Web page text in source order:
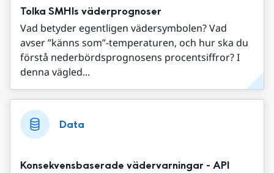
Tolka SMHIs väderprognoser
Vad betyder egentligen vädersymbolen? Vad
avser ”känns som”-temperaturen, och hur ska du
förstå nederbördsprognosens procentsiffror? I
denna vägled...
Data
Konsekvensbaserade vädervarningar - API